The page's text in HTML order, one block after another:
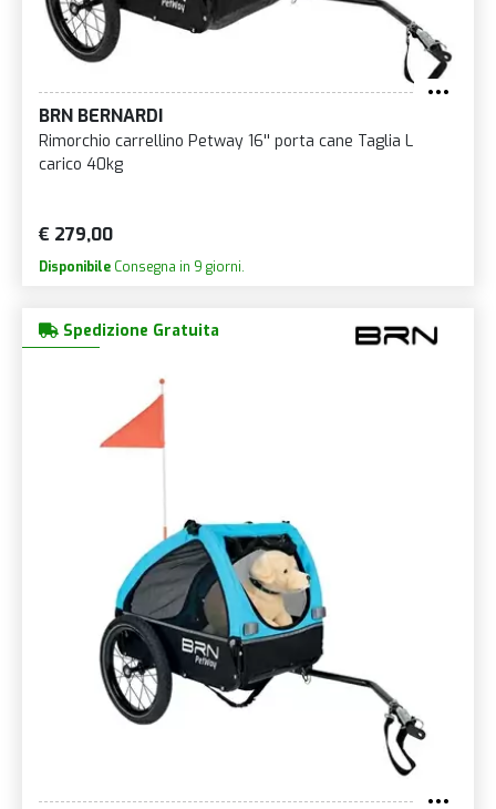
BRN BERNARDI
Rimorchio carrellino Petway 16'' porta cane Taglia L
carico 40kg
€ 279,00
Disponibile Consegna in 9 giorni.
Spedizione Gratuita